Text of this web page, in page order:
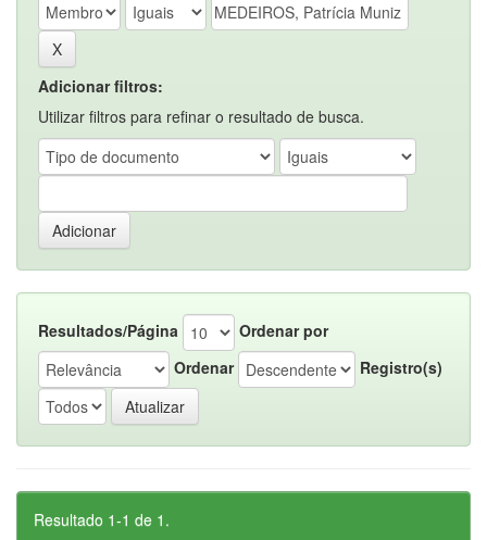
Adicionar filtros:
Utilizar filtros para refinar o resultado de busca.
Resultados/Página
Ordenar por
Ordenar
Registro(s)
Resultado 1-1 de 1.